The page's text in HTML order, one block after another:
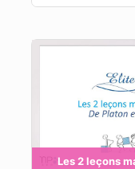
Les 2 leçons